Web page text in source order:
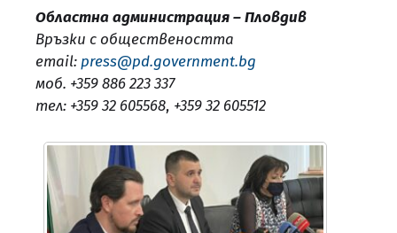
Областна администрация – Пловдив
Връзки с обществеността
email: press@pd.government.bg
моб. +359 886 223 337
тел: +359 32 605568, +359 32 605512